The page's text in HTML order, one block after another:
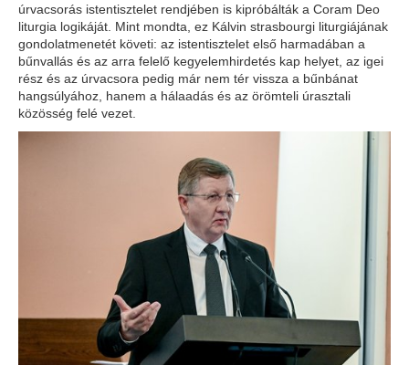
úrvacsorás istentisztelet rendjében is kipróbálták a Coram Deo
liturgia logikáját. Mint mondta, ez Kálvin strasbourgi liturgiájának
gondolatmenetét követi: az istentisztelet első harmadában a
bűnvallás és az arra felelő kegyelemhirdetés kap helyet, az igei
rész és az úrvacsora pedig már nem tér vissza a bűnbánat
hangsúlyához, hanem a hálaadás és az örömteli úrasztali
közösség felé vezet.